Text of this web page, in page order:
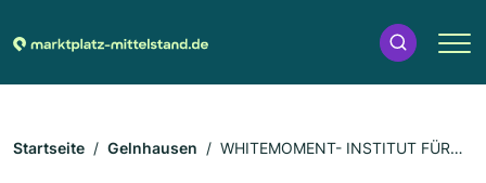
Startseite Gelnhausen
WHITEMOMENT- INSTITUT FÜR